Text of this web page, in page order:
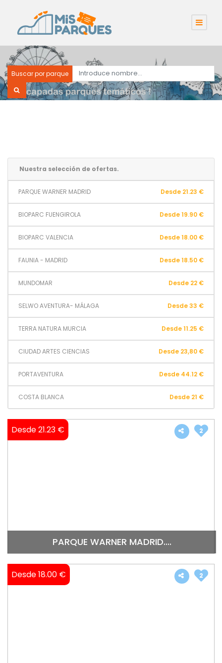
Buscar por parque
Nuestra selección de ofertas.
PARQUE WARNER MADRID Desde 21.23 €
BIOPARC FUENGIROLA Desde 19.90 €
BIOPARC VALENCIA Desde 18.00 €
FAUNIA - MADRID Desde 18.50 €
MUNDOMAR Desde 22 €
SELWO AVENTURA- MÁLAGA Desde 33 €
TERRA NATURA MURCIA Desde 11.25 €
CIUDAD ARTES CIENCIAS Desde 23,80 €
PORTAVENTURA Desde 44.12 €
COSTA BLANCA Desde 21 €
Desde 21.23 €
PARQUE WARNER MADRID....
2
Desde 18.00 € 2